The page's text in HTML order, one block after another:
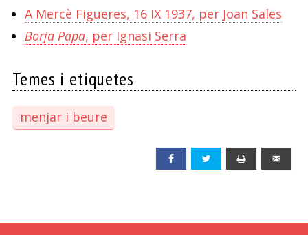
A Mercè Figueres, 16 IX 1937, per Joan Sales
Borja Papa, per Ignasi Serra
Temes i etiquetes
menjar i beure
Facebook Twitter